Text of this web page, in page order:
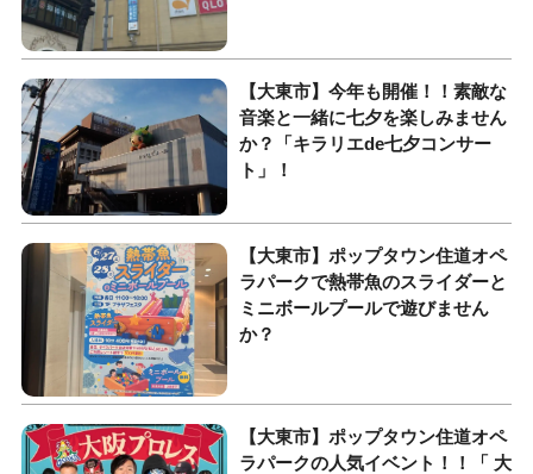
【大東市】今年も開催！！素敵な
音楽と一緒に七夕を楽しみません
か？「キラリエde七夕コンサー
ト」！
【大東市】ポップタウン住道オペ
ラパークで熱帯魚のスライダーと
ミニボールプールで遊びません
か？
【大東市】ポップタウン住道オペ
ラパークの人気イベント！！「 大